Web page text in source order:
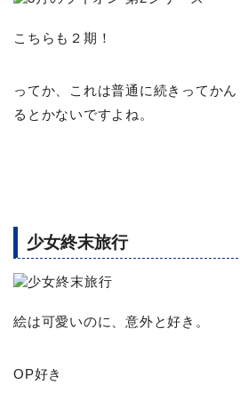
こちらも２期！
ってか、これは普通に続きってか
るとかないですよね。
少女終末旅行
絵は可愛いのに、意外と好き。
OP好き